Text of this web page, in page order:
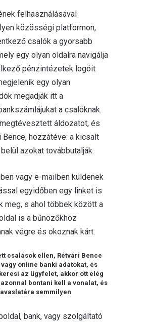
felhasználásával
közösségi platformon,
csalók a gyorsabb
egy olyan oldalra navigálja
pénzintézetek logóit
egy olyan
megadják itt a
a csalóknak.
áldozatot, és
hozzátéve: a kicsalt
azokat továbbutalják.
vagy e-mailben küldenek
egyidőben egy linket is
meg, s ahol többek között a
is a bűnözőkhöz
végre és okoznak kárt.
csalások ellen, Rétvári Bence
online banki adatokat, és
az ügyfelet, akkor ott elég
bontani kell a vonalat, és
semmilyen
bank, vagy szolgáltató